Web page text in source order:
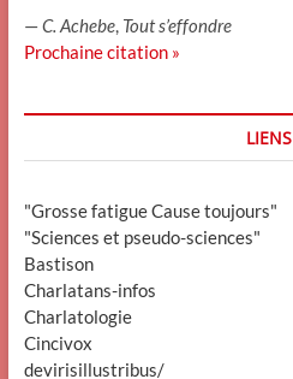
—C. Achebe, Tout s’effondre
Prochaine citation »
LIENS
"Grosse fatigue Cause toujours"
"Sciences et pseudo-sciences"
Bastison
Charlatans-infos
Charlatologie
Cincivox
devirisillustribus/